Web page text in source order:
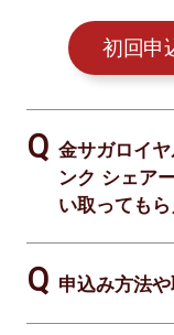
初回申
金サガロイ
ンク シェア
い取っても
申込み方法や